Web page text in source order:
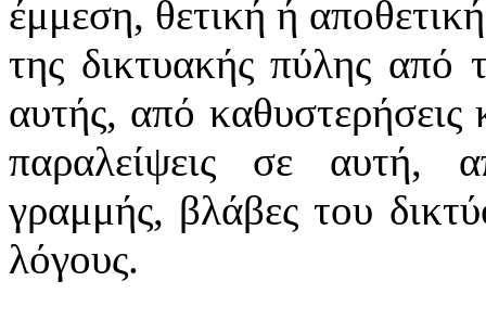
έμμεση, θετική ή
της δικτυακής πύλης
αυτής, από
παραλείψεις σε αυτή,
γραμμής, βλάβες του
λόγους.